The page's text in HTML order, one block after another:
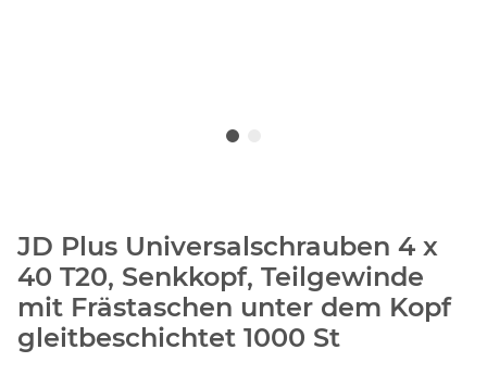
JD Plus Universalschrauben 4 x
40 T20, Senkkopf, Teilgewinde
mit Frästaschen unter dem Kopf
gleitbeschichtet 1000 St